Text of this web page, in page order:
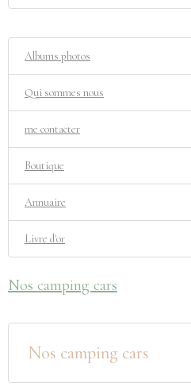
Albums photos
Qui sommes nous
me contacter
Boutique
Annuaire
Livre d'or
Nos camping cars
Nos camping cars